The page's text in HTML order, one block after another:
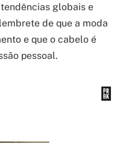
globais e
de que a moda
e que o cabelo é
pessoal.